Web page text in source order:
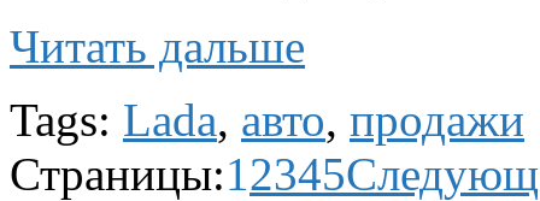
Читать дальше
Tags: Lada, авто, продажи
Страницы:12345